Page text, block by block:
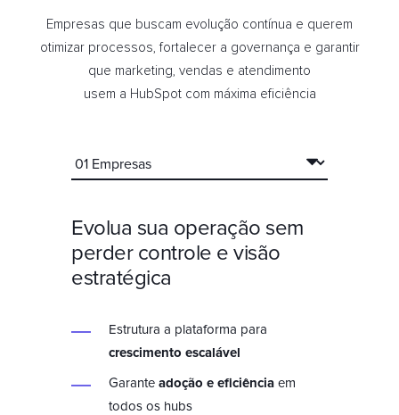
Empresas que buscam evolução contínua e querem
otimizar processos, fortalecer a governança e garantir
que marketing, vendas e atendimento
usem a HubSpot com máxima eficiência
Evolua sua operação sem
perder controle e visão
estratégica
Estrutura a plataforma para
crescimento escalável
Garante adoção e eficiência em
todos os hubs